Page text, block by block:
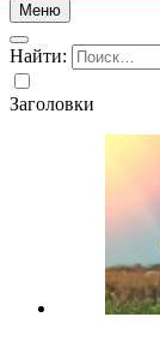
Меню
Найти:
Заголовки